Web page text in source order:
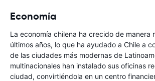
Economía
La economía chilena ha crecido de manera
últimos años, lo que ha ayudado a Chile a
de las ciudades más modernas de
multinacionales han instalado sus oficinas
ciudad, convirtiéndola en un centro